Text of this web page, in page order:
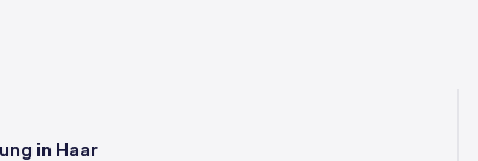
in Haar